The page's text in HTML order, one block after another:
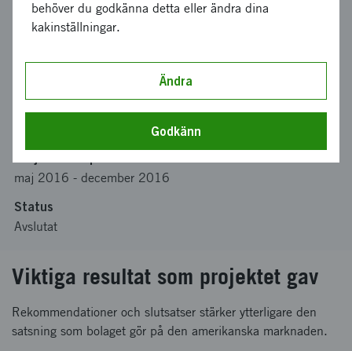
Diarienummer
2016-02869
Koordinator
MOTION DISPLAY SCANDINAVIA AB
Bidrag från Vinnova
maj 2016 - december 2016
Status
Avslutat
Viktiga resultat som projektet gav
Rekommendationer och slutsatser stärker ytterligare den
satsning som bolaget gör på den amerikanska marknaden.
behöver du godkänna detta eller ändra dina
kakinställningar.
Ändra
Godkänn